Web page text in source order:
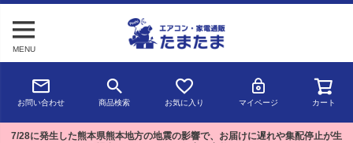
MENU
お問い合わせ 商品検索 お気に入り マイページ カート
7/28に発生した熊本県熊本地方の地震の影響で、お届けに遅れや集配停止が生